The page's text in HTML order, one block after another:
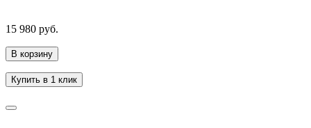
15 980 руб.
В корзину
Купить в 1 клик